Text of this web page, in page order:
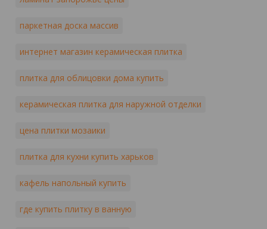
паркетная доска массив
интернет магазин керамическая плитка
плитка для облицовки дома купить
керамическая плитка для наружной отделки
цена плитки мозаики
плитка для кухни купить харьков
кафель напольный купить
где купить плитку в ванную